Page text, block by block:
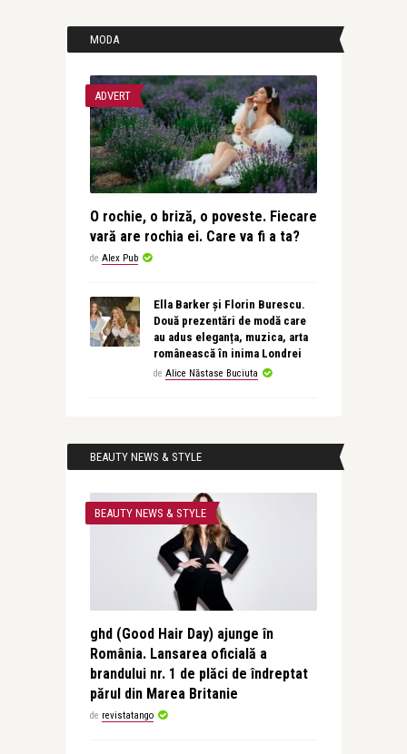
MODA
ADVERT
O rochie, o briză, o poveste. Fiecare
vară are rochia ei. Care va fi a ta?
de Alex Pub
Ella Barker și Florin Burescu.
Două prezentări de modă care
au adus eleganța, muzica, arta
românească în inima Londrei
de Alice Năstase Buciuta
BEAUTY NEWS & STYLE
BEAUTY NEWS & STYLE
ghd (Good Hair Day) ajunge în
România. Lansarea oficială a
brandului nr. 1 de plăci de îndreptat
părul din Marea Britanie
de revistatango